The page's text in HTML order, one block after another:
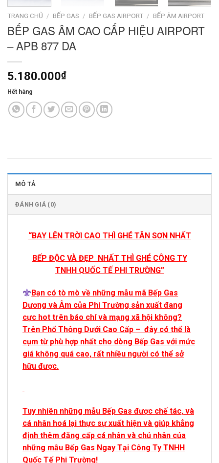
TRANG CHỦ / BẾP GAS / BẾP GAS AIRPORT / BẾP ÂM AIRPORT
BẾP GAS ÂM CAO CẤP HIỆU AIRPORT
– APB 877 DA
5.180.000₫
Hết hàng
MÔ TẢ
ĐÁNH GIÁ (0)
“BAY LÊN TRỜI CAO THÌ GHÉ TÂN SƠN NHẤT
BẾP ĐỘC VÀ ĐẸP NHẤT THÌ GHÉ CÔNG TY
TNHH QUỐC TẾ PHI TRƯỜNG”
Bạn có tò mò về những mẫu mã Bếp Gas
Dương và Âm của Phi Trường sản xuất đang
cực hot trên báo chí và mạng xã hội không?
Trên Phổ Thông Dưới Cao Cấp – đây có thể là
cụm từ phù hợp nhất cho dòng Bếp Gas với mức
giá không quá cao, rất nhiều người có thể sở
hữu được.
Tuy nhiên những mẫu Bếp Gas được chế tác, và
cá nhân hoá lại thực sự xuất hiện và giúp khẳng
định thêm đăng cấp cá nhân và chủ nhân của
những mẫu Bếp Gas Ngay Tại Công Ty TNHH
Quốc Tế Phi Trường!